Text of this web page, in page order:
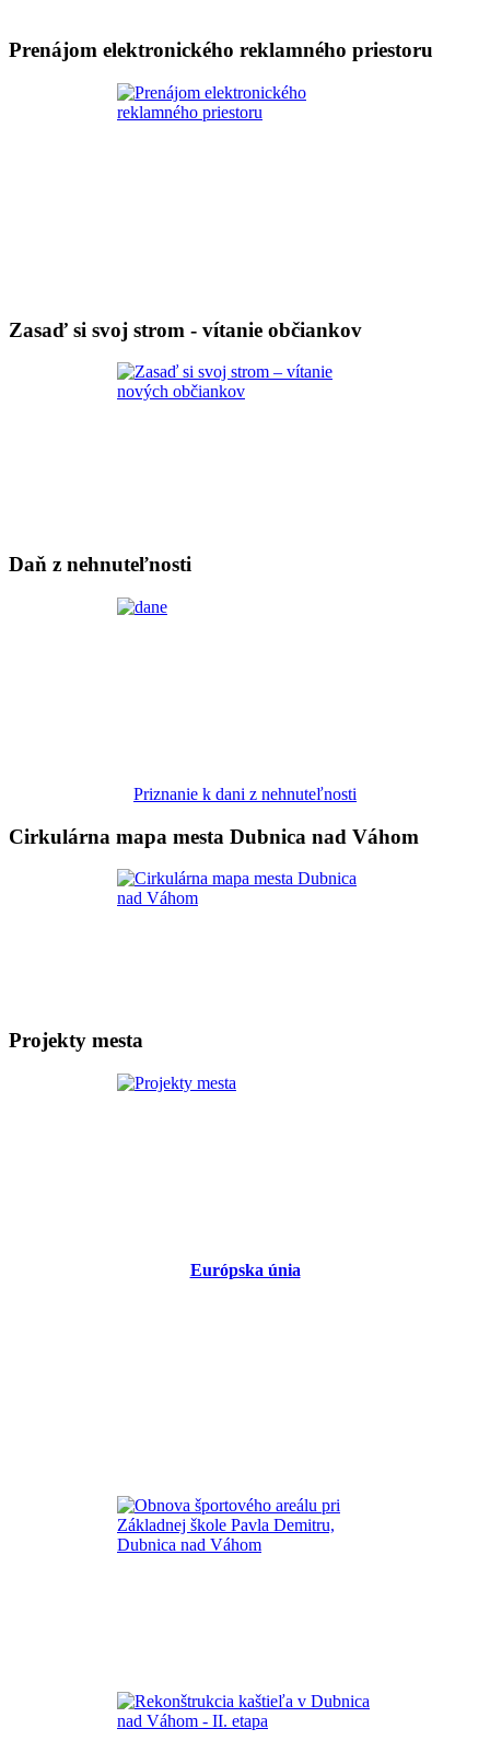
Prenájom elektronického reklamného priestoru
Zasaď si svoj strom - vítanie občiankov
Daň z nehnuteľnosti
Priznanie k dani z nehnuteľnosti
Cirkulárna mapa mesta Dubnica nad Váhom
Projekty mesta
Európska únia